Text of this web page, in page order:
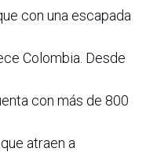
con una escapada
Colombia. Desde
con más de 800
atraen a